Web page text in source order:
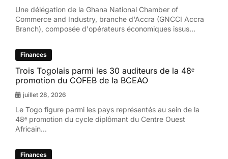
Une délégation de la Ghana National Chamber of
Commerce and Industry, branche d'Accra (GNCCI Accra
Branch), composée d'opérateurs économiques issus...
Finances
Trois Togolais parmi les 30 auditeurs de la 48ᵉ
promotion du COFEB de la BCEAO
juillet 28, 2026
Le Togo figure parmi les pays représentés au sein de la
48ᵉ promotion du cycle diplômant du Centre Ouest
Africain...
Finances